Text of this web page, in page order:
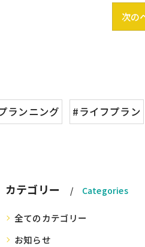
次の
ランニング
#ライフプラン
カテゴリー Categories
全てのカテゴリー
お知らせ